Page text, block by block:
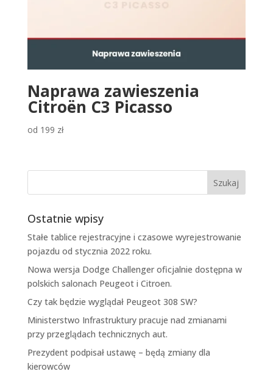
Naprawa zawieszenia
Citroën C3 Picasso
od 199 zł
Ostatnie wpisy
Stałe tablice rejestracyjne i czasowe wyrejestrowanie
pojazdu od stycznia 2022 roku.
Nowa wersja Dodge Challenger oficjalnie dostępna w
polskich salonach Peugeot i Citroen.
Czy tak będzie wyglądał Peugeot 308 SW?
Ministerstwo Infrastruktury pracuje nad zmianami
przy przeglądach technicznych aut.
Prezydent podpisał ustawę – będą zmiany dla
kierowców